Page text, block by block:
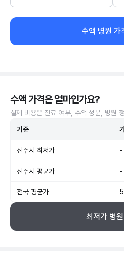
수액 병원 가
수액 가격은 얼마인가요?
실제 비용은 진료 여부, 수액 성분, 병원
기준
진주시 최저가 -
진주시 평균가 -
전국 평균가
최저가 병